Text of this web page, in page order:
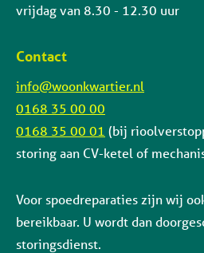
vrijdag van 8.30 - 12.30 uur
Contact
info@woonkwartier.nl
0168 35 00 00
0168 35 00 01 (bij
storing aan CV-ketel of
Voor spoedreparaties zijn wij
bereikbaar. U wordt dan
storingsdienst.